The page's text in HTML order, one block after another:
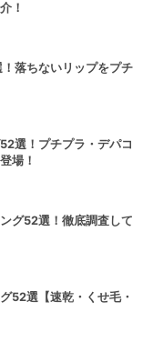
！
落ちないリップをプチ
選！プチプラ・デパコ
場！
グ52選！徹底調査して
52選【速乾・くせ毛・